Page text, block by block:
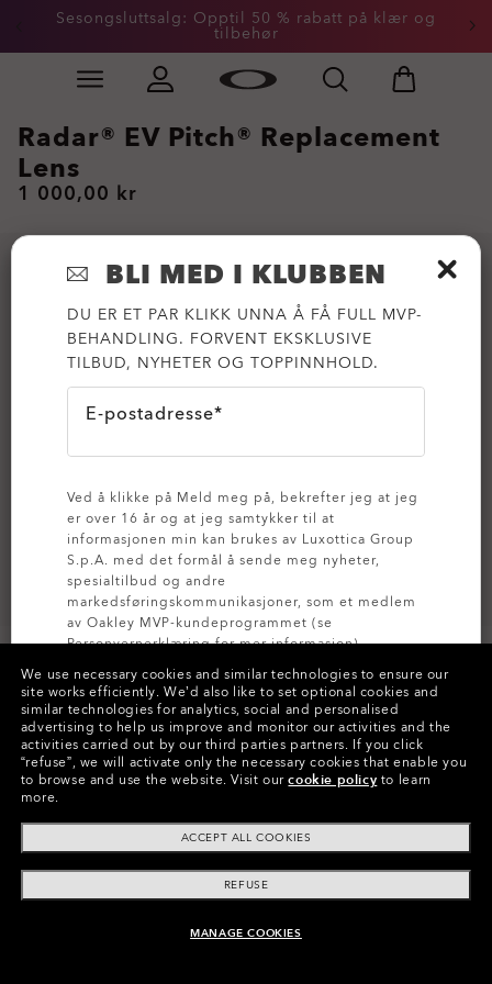
Skip to
Sesongsluttsalg: Opptil 50 % rabatt på klær og
tilbehør
Slide 2 of 3. Sesongsluttsalg: Opptil 50 % rabatt på
LEGG I HANDLEVOGN
Radar® EV Pitch® Replacement
Lens
1 000,00 kr
Farger (12) 24k IridiumBrilleglass
We use necessary cookies and similar technologies to ensure our
site works efficiently. We’d also like to set optional cookies and
similar technologies for analytics, social and personalised
advertising to help us improve and monitor our activities and the
activities carried out by our third parties partners. If you click
“refuse”, we will activate only the necessary cookies that enable you
to browse and use the website. Visit ourcookie policy to learn
more.
ACCEPT ALL COOKIES
REFUSE
MANAGE COOKIES
BLI MED I KLUBBEN
DU ER ET PAR KLIKK UNNA Å FÅ FULL MVP-
BEHANDLING. FORVENT EKSKLUSIVE
TILBUD, NYHETER OG TOPPINNHOLD.
E-postadresse*
Ved å klikke på Meld meg på, bekrefter jeg at jeg
er over 16 år og at jeg samtykker til at
informasjonen min kan brukes av Luxottica Group
S.p.A. med det formål å sende meg nyheter,
spesialtilbud og andre
markedsføringskommunikasjoner, som et medlem
av Oakley MVP-kundeprogrammet (se
Personvernerklæringfor mer informasjon).
MELD DEG PÅ